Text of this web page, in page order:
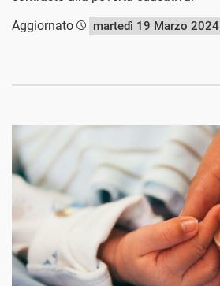
Aggiornato
martedì 19 Marzo 2024